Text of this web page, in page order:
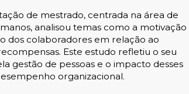
de mestrado, centrada na área de
analisou temas como a motivação
dos colaboradores em relação ao
Este estudo refletiu o seu
gestão de pessoas e o impacto desses
organizacional.